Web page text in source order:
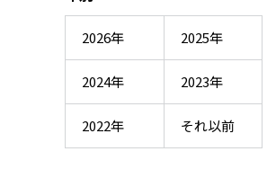
2026年 2025年
2024年 2023年
2022年 それ以前